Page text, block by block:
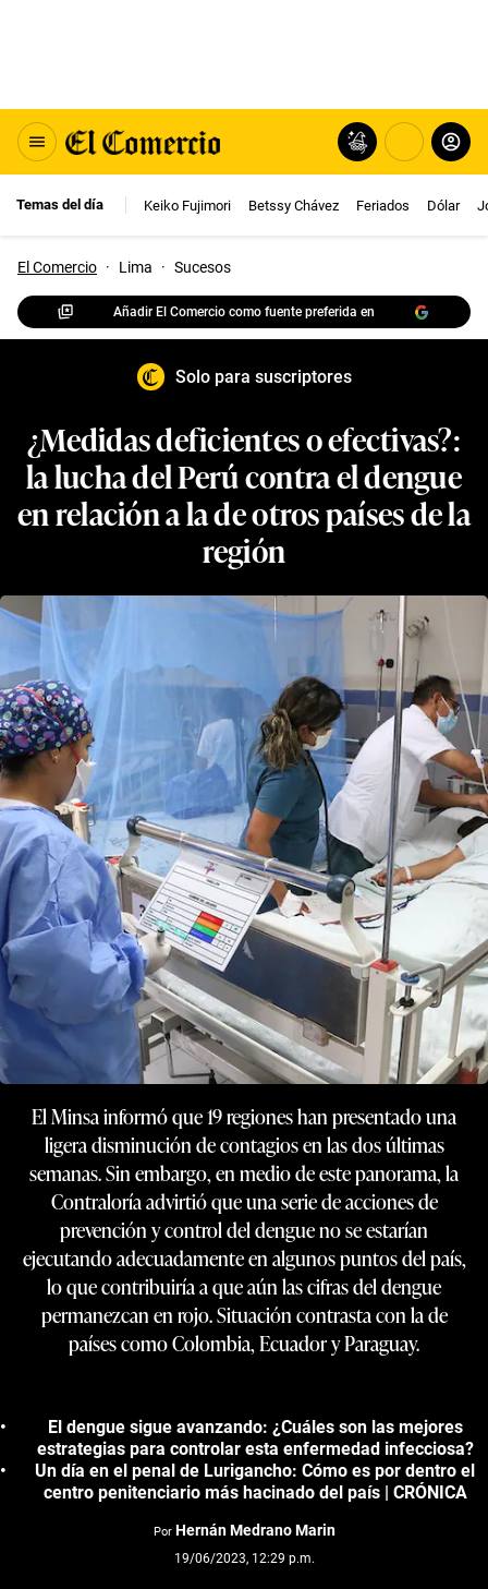
Temas del día Keiko Fujimori Betssy Chávez Feriados Dólar
El Comercio · Lima · Sucesos
Añadir El Comercio como fuente preferida en
Solo para suscriptores
¿Medidas deficientes o efectivas?:
la lucha del Perú contra el dengue
en relación a la de otros países de la
región
El Minsa informó que 19 regiones han presentado una
ligera disminución de contagios en las dos últimas
semanas. Sin embargo, en medio de este panorama, la
Contraloría advirtió que una serie de acciones de
prevención y control del dengue no se estarían
ejecutando adecuadamente en algunos puntos del país,
lo que contribuiría a que aún las cifras del dengue
permanezcan en rojo. Situación contrasta con la de
países como Colombia, Ecuador y Paraguay.
El dengue sigue avanzando: ¿Cuáles son las mejores
estrategias para controlar esta enfermedad infecciosa?
Un día en el penal de Lurigancho: Cómo es por dentro el
centro penitenciario más hacinado del país | CRÓNICA
Por Hernán Medrano Marin
19/06/2023, 12:29 p.m.